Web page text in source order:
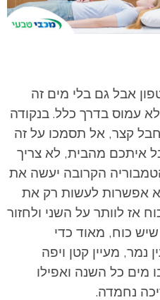
אבל גם בלי מים זה
עמוס בדרך כלל. בנקודה
קצר, אל תסמכו על זה
איתכם מהבית, לא צריך
חבל 15 מ' מהטמבוריה הקרובה יעשה את
אפשרות לעשות רק את
אז לוותר על השני ולחזור
כוח, מאוד כדי
מעיין קטן ויפה
מים כל השנה ואפילו
נחמדה.